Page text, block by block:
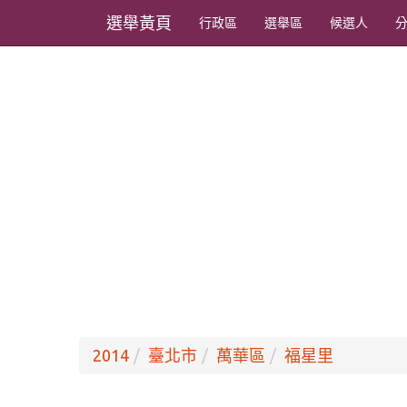
選舉黃頁 行政區 選舉區 候選人
2014 臺北市 萬華區 福星里